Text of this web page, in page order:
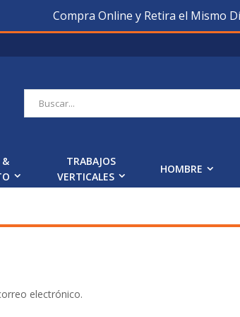
Compra Online y Retira el Mismo
Buscar
&
TRABAJOS
VERTICALES
HOMBRE
electrónico.